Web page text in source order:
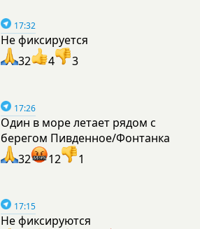
17:32
Не фиксируется
32
4 3
17:26
Один в море летает рядом с
берегом Пивденное/Фонтанка
32
12 1
17:15
Не фиксируются